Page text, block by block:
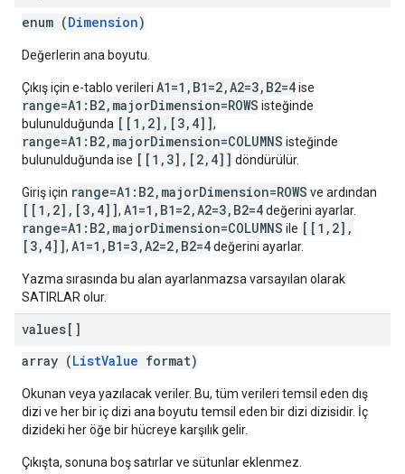
enum (Dimension)
Değerlerin ana boyutu.
Çıkış için e-tablo verileri A1=1,B1=2,A2=3,B2=4ise
range=A1:B2,majorDimension=ROWS isteğinde
bulunulduğunda [[1,2],[3,4]],
range=A1:B2,majorDimension=COLUMNS isteğinde
bulunulduğunda ise [[1,3],[2,4]] döndürülür.
Giriş için range=A1:B2,majorDimension=ROWS ve ardından
[[1,2],[3,4]], A1=1,B1=2,A2=3,B2=4değerini ayarlar.
range=A1:B2,majorDimension=COLUMNS ile [[1,2],
[3,4]], A1=1,B1=3,A2=2,B2=4değerini ayarlar.
Yazma sırasında bu alan ayarlanmazsa varsayılan olarak
SATIRLAR olur.
values[]
array (ListValue format)
Okunan veya yazılacak veriler. Bu, tüm verileri temsil eden dış
dizi ve her bir iç dizi ana boyutu temsil eden bir dizi dizisidir. İç
dizideki her öğe bir hücreye karşılık gelir.
Çıkışta, sonuna boş satırlar ve sütunlar eklenmez.